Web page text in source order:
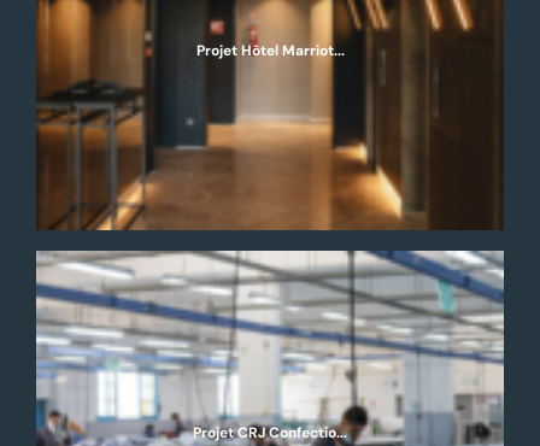
Projet Hôtel Marriot...
Projet CRJ Confectio...